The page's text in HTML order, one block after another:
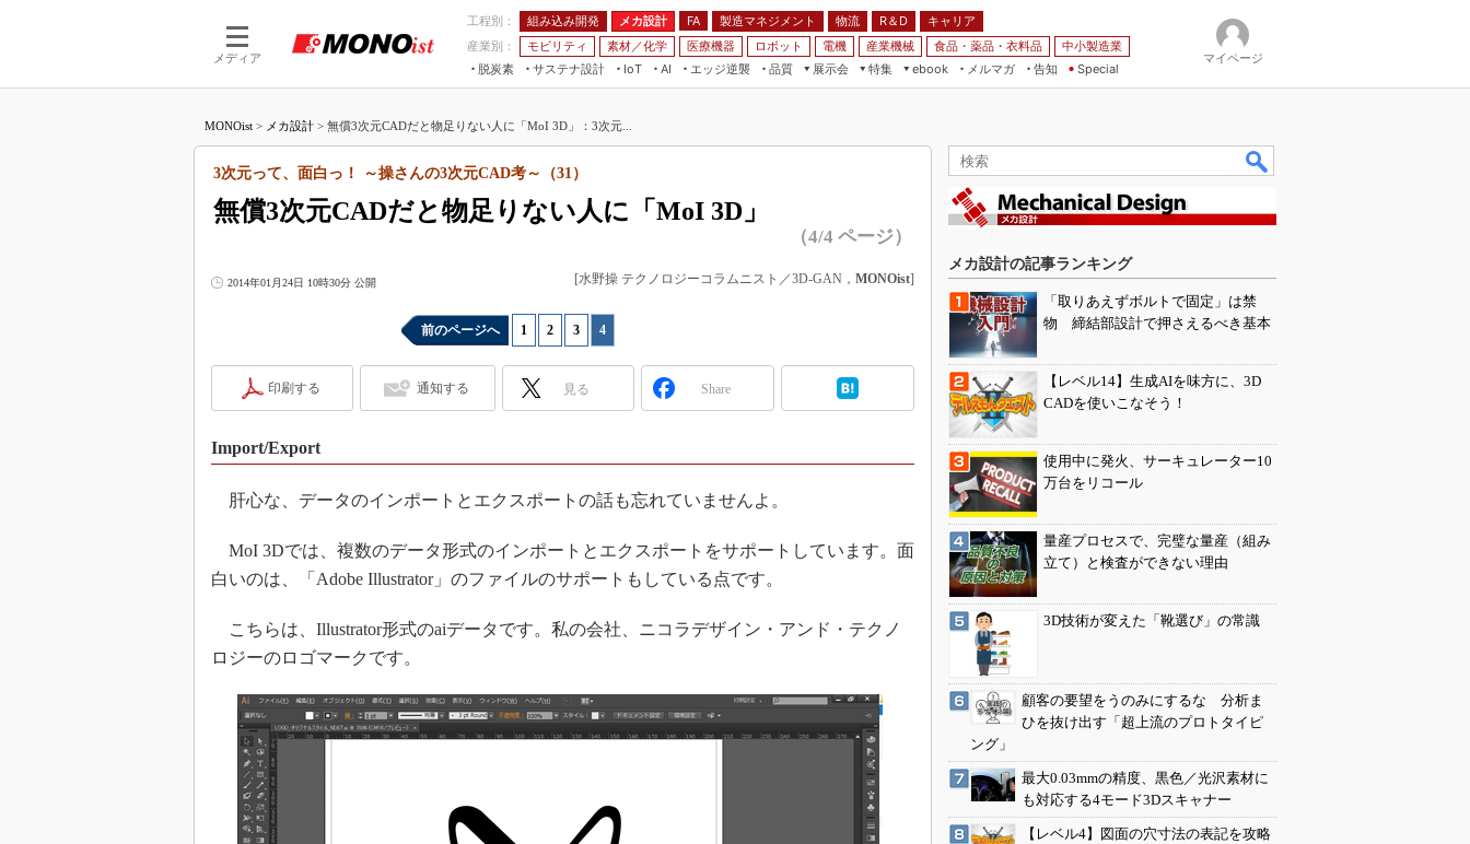
メディア
工程別： 組み込み開発 メカ設計 FA 製造マネジメント 物流 R＆D
キャリア
産業別：
モビリティ 素材／化学 医療機器 ロボット 電機 産業機械 食品・薬品・衣料品
中小製造業
脱炭素
サステナ設計
IoT
つながる工場
つながるサービス
AI
AI×設備保全
Physical AI
エッジ逆襲 品質
展示会
JIMTOF
IIFES
ジャパンモビリティショー
TECHNO-FRONTIER
人テク展
スマート工場EXPO
EdgeTech+
産業オープンネット展
特集
VR／AR
Windows Embedded
車載ソフト開発
無償設計ツール
3Dプリンタ
イノベーション
メイドインジャパン
植物工場
ebook
メルマガ
告知 Special
マイページ
MONOist > メカ設計 > 無償3次元CADだと物足りない人に「MoI 3D」：3次元...
無償3次元CADだと物足りない人に「MoI 3D」
3次元って、面白っ！ ～操さんの3次元CAD考～（31）
（4/4 ページ）
2014年01月24日 10時30分 公開 [水野操 テクノロジーコラムニスト／3D-GAN， MONOist]
前のページへ 1 2 3 4
印刷する 通知する 見る Share
Import/Export
肝心な、データのインポートとエクスポートの話も忘れていませんよ。
MoI 3Dでは、複数のデータ形式のインポートとエクスポートをサポートしています。面
白いのは、「Adobe Illustrator」のファイルのサポートもしている点です。
こちらは、Illustrator形式のaiデータです。私の会社、ニコラデザイン・アンド・テクノ
ロジーのロゴマークです。
メカ設計の記事ランキング
「取りあえずボルトで固定」は禁
物 締結部設計で押さえるべき基本
【レベル14】生成AIを味方に、3D
CADを使いこなそう！
使用中に発火、サーキュレーター10
万台をリコール
量産プロセスで、完璧な量産（組み
立て）と検査ができない理由
3D技術が変えた「靴選び」の常識
顧客の要望をうのみにするな 分析ま
ひを抜け出す「超上流のプロトタイピ
ング」
最大0.03mmの精度、黒色／光沢素材に
も対応する4モード3Dスキャナー
【レベル4】図面の穴寸法の表記を攻略